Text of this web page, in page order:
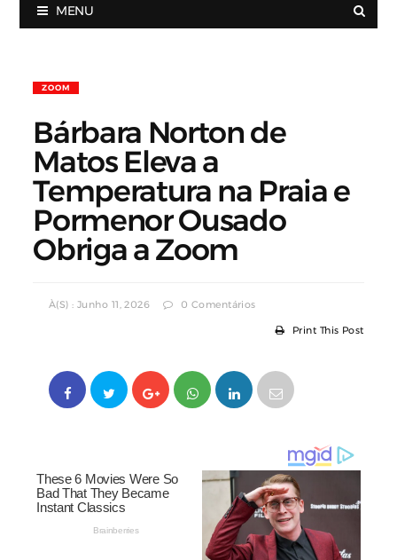
MENU
ZOOM
Bárbara Norton de
Matos Eleva a
Temperatura na Praia e
Pormenor Ousado
Obriga a Zoom
À(s) : Junho 11, 2026 0 Comentários
Print This Post